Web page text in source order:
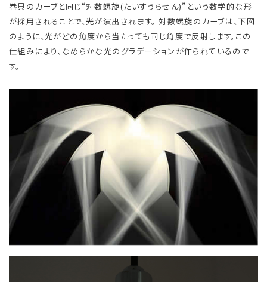
巻貝のカーブと同じ“対数螺旋(たいすうらせん)”という数学的な形
が採用されることで、光が演出されます。 対数螺旋のカーブは、下図
のように、光がどの角度から当たっても同じ角度で反射します。この
仕組みにより、なめらかな光のグラデーションが作られているので
す。